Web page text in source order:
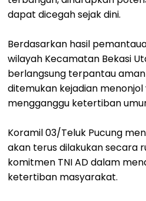
dapat dicegah sejak dini.
Berdasarkan hasil
wilayah Kecamatan Bekasi
berlangsung terpantau
ditemukan kejadian
mengganggu ketertiban
Koramil 03/Teluk Pucung
akan terus dilakukan secara
komitmen TNI AD dalam
ketertiban masyarakat.